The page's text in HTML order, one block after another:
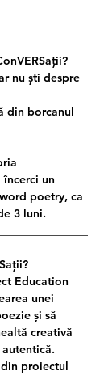
nu ști despre
din borcanul
un
poetry, ca
3 luni.
Education
unei
și să
creativă
proiectul